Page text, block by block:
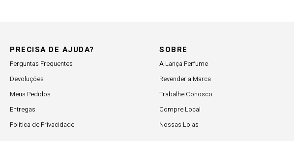
PRECISA DE AJUDA?
Perguntas Frequentes
Devoluções
Meus Pedidos
Entregas
Política de Privacidade
SOBRE
A Lança Perfume
Revender a Marca
Trabalhe Conosco
Compre Local
Nossas Lojas